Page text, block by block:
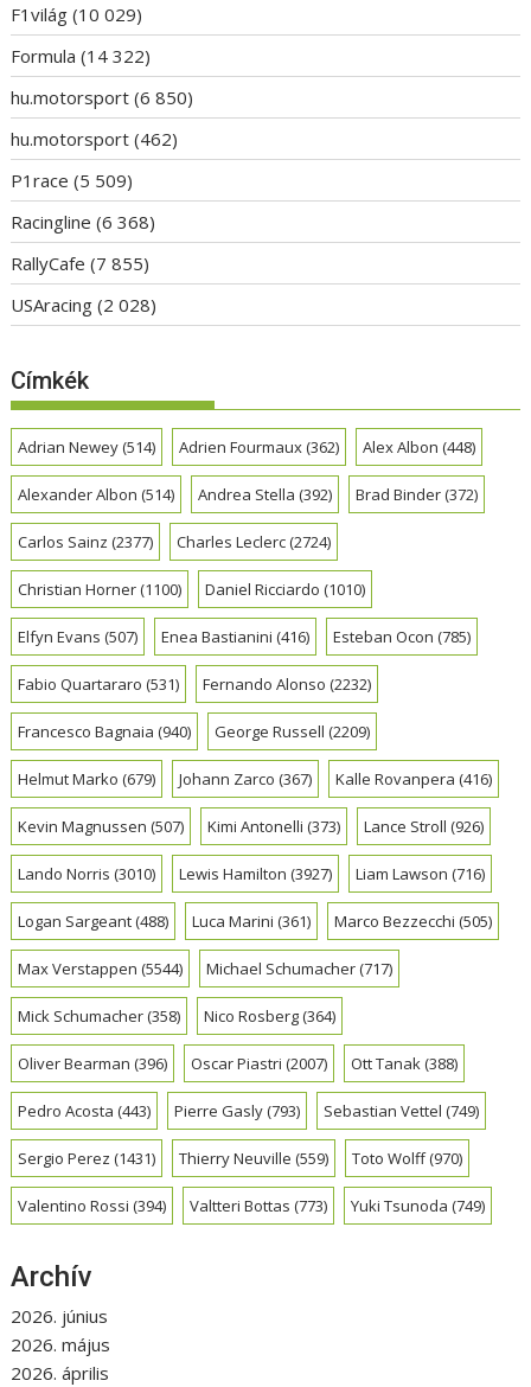
F1világ (10 029)
Formula (14 322)
hu.motorsport (6 850)
hu.motorsport (462)
P1race (5 509)
Racingline (6 368)
RallyCafe (7 855)
USAracing (2 028)
Címkék
Adrian Newey(514) Adrien Fourmaux(362) Alex Albon (448)
Alexander Albon (514) Andrea Stella (392) Brad Binder(372)
Carlos Sainz (2377) Charles Leclerc(2724)
Christian Horner(1100) Daniel Ricciardo (1010)
Elfyn Evans (507) Enea Bastianini (416) Esteban Ocon (785)
Fabio Quartararo (531) Fernando Alonso (2232)
Francesco Bagnaia (940) George Russell (2209)
Helmut Marko (679) Johann Zarco (367) Kalle Rovanpera (416)
Kevin Magnussen (507) Kimi Antonelli (373) Lance Stroll (926)
Lando Norris (3010) Lewis Hamilton (3927) Liam Lawson (716)
Logan Sargeant(488) Luca Marini (361) Marco Bezzecchi (505)
Max Verstappen (5544) Michael Schumacher(717)
Mick Schumacher(358) Nico Rosberg(364)
Oliver Bearman (396) Oscar Piastri (2007) Ott Tanak(388)
Pedro Acosta (443) Pierre Gasly(793) Sebastian Vettel (749)
Sergio Perez (1431) Thierry Neuville (559) Toto Wolff(970)
Valentino Rossi (394) Valtteri Bottas (773) Yuki Tsunoda (749)
Archív
2026. június
2026. május
2026. április